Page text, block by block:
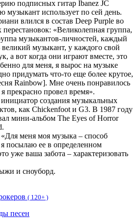
подписных гитар Ibanez JC
музыкант использует по сей день.
влился в состав Deep Purple во
«Великолепная группа,
музыкантов-личностей, каждый
великий музыкант, у каждого свой
а вот когда они играют вместе, это
для меня, я вырос на музыке
придумать что-то еще более крутое,
Rainbow]. Мне очень понравилось
прекрасно провел время».
создания музыкальных
как Chickenfoot и G3. В 1987 году
мини-альбом The Eyes of Horror
меня моя музыка – способ
посылаю ее в определенном
уже ваша забота – характеризовать
и сноуборд.
( 120+ )
песен